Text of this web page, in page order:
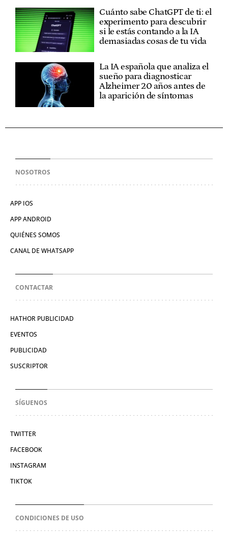
Cuánto sabe ChatGPT de ti: el
experimento para descubrir
si le estás contando a la IA
demasiadas cosas de tu vida
La IA española que analiza el
sueño para diagnosticar
Alzheimer 20 años antes de
la aparición de síntomas
NOSOTROS
APP IOS
APP ANDROID
QUIÉNES SOMOS
CANAL DE WHATSAPP
CONTACTAR
HATHOR PUBLICIDAD
EVENTOS
PUBLICIDAD
SUSCRIPTOR
SÍGUENOS
TWITTER
FACEBOOK
INSTAGRAM
TIKTOK
CONDICIONES DE USO